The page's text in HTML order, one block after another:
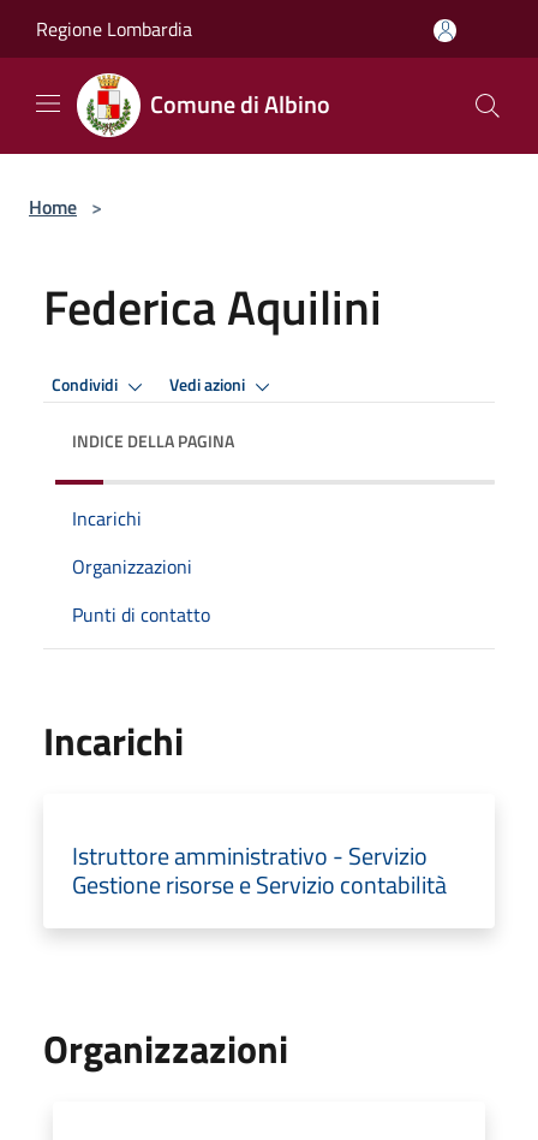
Regione Lombardia
Comune di Albino
Home >
Federica Aquilini
Condividi Vedi azioni
INDICE DELLA PAGINA
Incarichi
Organizzazioni
Punti di contatto
Incarichi
Istruttore amministrativo - Servizio
Gestione risorse e Servizio contabilità
Organizzazioni